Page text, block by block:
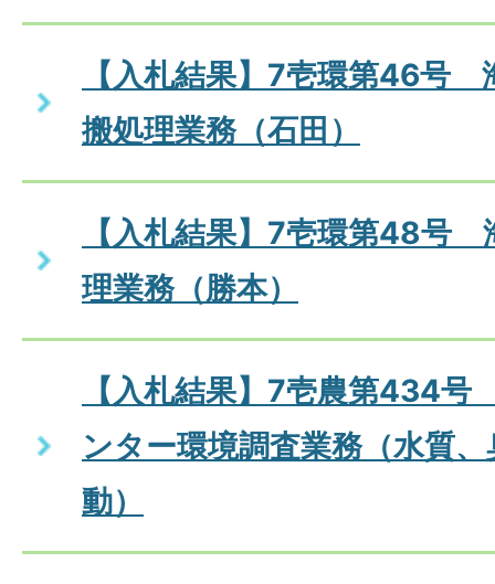
【入札結果】7壱環第46号
搬処理業務（石田）
【入札結果】7壱環第48号
理業務（勝本）
【入札結果】7壱農第434
ンター環境調査業務（水質
動）